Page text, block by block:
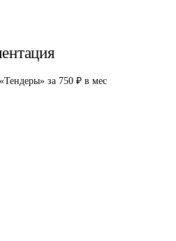
за 750 ₽ в мес